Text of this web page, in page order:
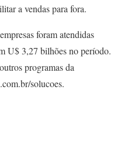
a vendas para fora.
foram atendidas
U$ 3,27 bilhões no período.
programas da
solucoes.